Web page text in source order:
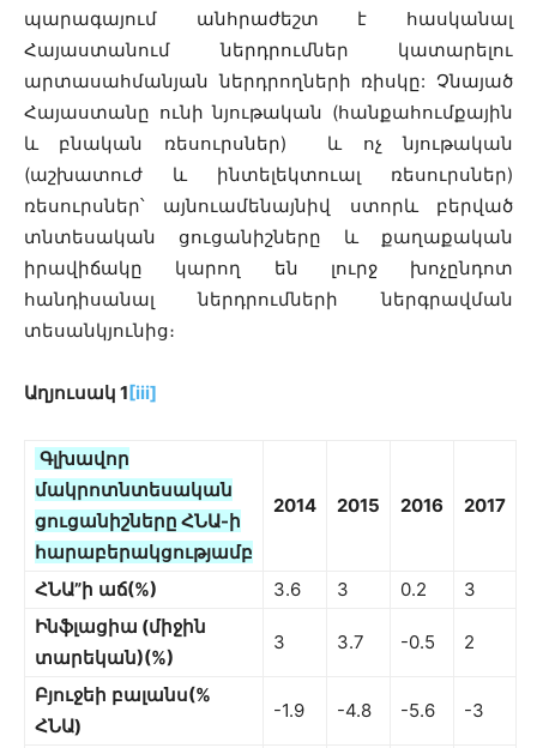
պարագայում անհրաժեշտ է հասկանալ
Հայաստանում ներդրումներ կատարելու
արտասահմանյան ներդրողների ռիսկը: Չնայած
Հայաստանը ունի նյութական (հանքահումքային
և բնական ռեսուրսներ) և ոչ նյութական
(աշխատուժ և ինտելեկտուալ ռեսուրսներ)
ռեսուրսներ՝ այնուամենայնիվ ստորև բերված
տնտեսական ցուցանիշները և քաղաքական
իրավիճակը կարող են լուրջ խոչընդոտ
հանդիսանալ ներդրումների ներգրավման
տեսանկյունից։
Աղյուսակ 1[iii]
Գլխավոր
մակրոտնտեսական
ցուցանիշները ՀՆԱ-ի
հարաբերակցությամբ
2014 2015 2016 2017
ՀՆԱ”ի աճ(%) 3.6 3 0.2
3
Ինֆլացիա (միջին
տարեկան)(%)
3 3.7 -0.5 2
Բյուջեի բալանս(%
ՀՆԱ)
-1.9 -4.8 -5.6 -3